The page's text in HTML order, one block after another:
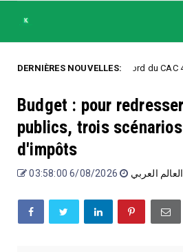
DERNIÈRES NOUVELLES:
Uncategorized Record du CAC 40 :
Budget : pour
publics, trois
d'impôts
العالم العربي